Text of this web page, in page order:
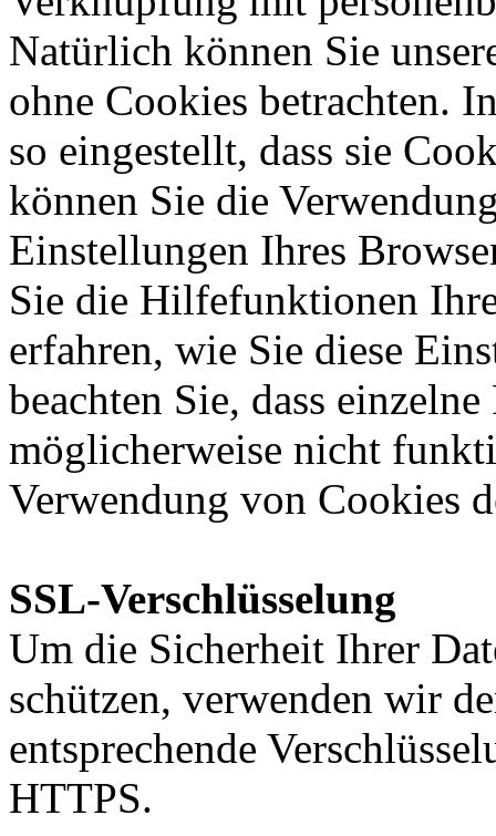
Natürlich können Sie
ohne Cookies betrachten.
so eingestellt, dass sie
können Sie die
Einstellungen Ihres
Sie die Hilfefunktionen
erfahren, wie Sie diese
beachten Sie, dass
möglicherweise nicht
Verwendung von Cookies
SSL-Verschlüsselung
Um die Sicherheit Ihrer
schützen, verwenden wir
entsprechende
HTTPS.